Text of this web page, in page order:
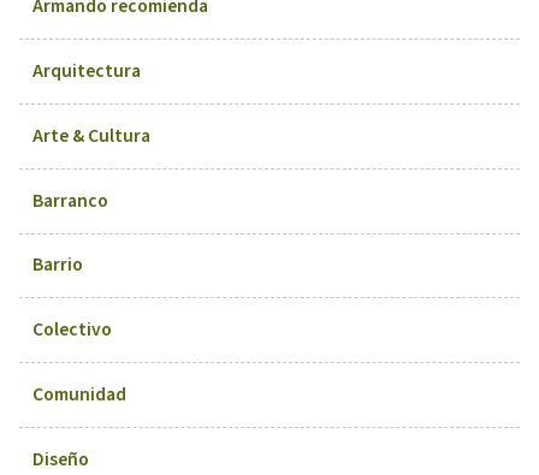
Armando recomienda
Arquitectura
Arte & Cultura
Barranco
Barrio
Colectivo
Comunidad
Diseño